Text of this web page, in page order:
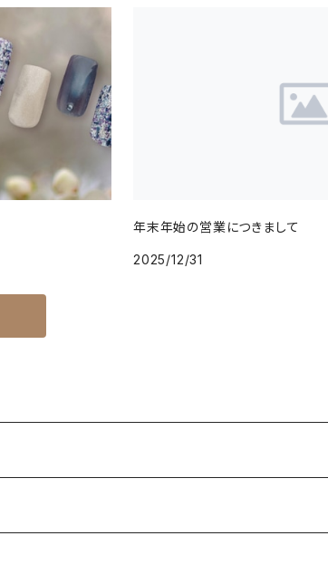
年末年始の営業につきまして
2025/12/31